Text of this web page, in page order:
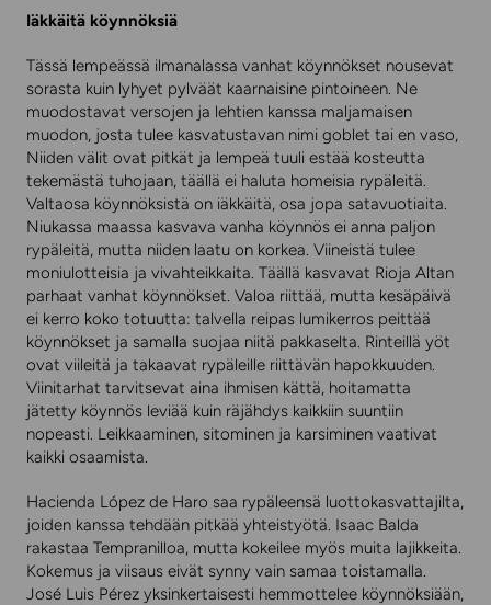
Iäkkäitä köynnöksiä
Tässä lempeässä ilmanalassa vanhat köynnökset nousevat
sorasta kuin lyhyet pylväät kaarnaisine pintoineen. Ne
muodostavat versojen ja lehtien kanssa maljamaisen
muodon, josta tulee kasvatustavan nimi goblet tai en vaso,
Niiden välit ovat pitkät ja lempeä tuuli estää kosteutta
tekemästä tuhojaan, täällä ei haluta homeisia rypäleitä.
Valtaosa köynnöksistä on iäkkäitä, osa jopa satavuotiaita.
Niukassa maassa kasvava vanha köynnös ei anna paljon
rypäleitä, mutta niiden laatu on korkea. Viineistä tulee
moniulotteisia ja vivahteikkaita. Täällä kasvavat Rioja Altan
parhaat vanhat köynnökset. Valoa riittää, mutta kesäpäivä
ei kerro koko totuutta: talvella reipas lumikerros peittää
köynnökset ja samalla suojaa niitä pakkaselta. Rinteillä yöt
ovat viileitä ja takaavat rypäleille riittävän hapokkuuden.
Viinitarhat tarvitsevat aina ihmisen kättä, hoitamatta
jätetty köynnös leviää kuin räjähdys kaikkiin suuntiin
nopeasti. Leikkaaminen, sitominen ja karsiminen vaativat
kaikki osaamista.
Hacienda López de Haro saa rypäleensä luottokasvattajilta,
joiden kanssa tehdään pitkää yhteistyötä. Isaac Balda
rakastaa Tempranilloa, mutta kokeilee myös muita lajikkeita.
Kokemus ja viisaus eivät synny vain samaa toistamalla.
José Luis Pérez yksinkertaisesti hemmottelee köynnöksiään,